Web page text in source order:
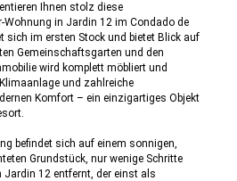
Ihnen stolz diese
Wohnung in Jardin 12 im Condado de
sich im ersten Stock und bietet Blick auf
Gemeinschaftsgarten und den
wird komplett möbliert und
und zahlreiche
Komfort – ein einzigartiges Objekt
befindet sich auf einem sonnigen,
Grundstück, nur wenige Schritte
12 entfernt, der einst als